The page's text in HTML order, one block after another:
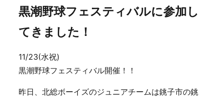
黒潮野球フェスティバルに参加し
てきました！
11/23(水祝)
黒潮野球フェスティバル開催！！
昨日、北総ボーイズのジュニアチームは銚子市の銚